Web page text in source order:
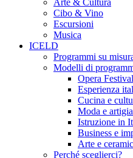
Arte & Cultura
Cibo & Vino
Escursioni
Musica
ICELD
Programmi su
Modelli di
Opera Festival
Esperienza
Cucina e
Moda e
Istruzione in
Business e
Arte e
Perché sceglierci?